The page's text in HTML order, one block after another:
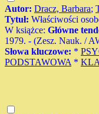
Autor: Dracz, Barbara;
Tytuł: Właściwości
W książce: Główne
1979. - (Zesz. Nauk. /
Słowa kluczowe: *
PODSTAWOWA *